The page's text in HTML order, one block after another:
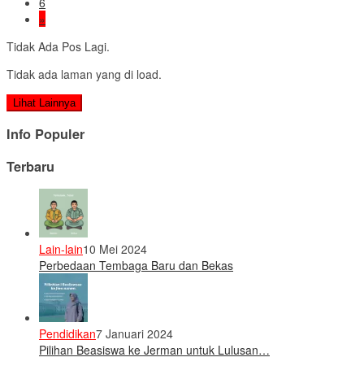
»
Tidak Ada Pos Lagi.
Tidak ada laman yang di load.
Lihat Lainnya
Info Populer
Terbaru
Lain-lain10 Mei 2024
Perbedaan Tembaga Baru dan Bekas
Pendidikan7 Januari 2024
Pilihan Beasiswa ke Jerman untuk Lulusan…